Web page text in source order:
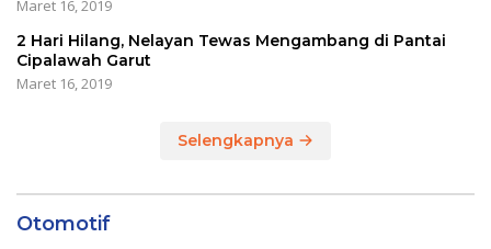
Maret 16, 2019
2 Hari Hilang, Nelayan Tewas Mengambang di Pantai
Cipalawah Garut
Maret 16, 2019
Selengkapnya
Otomotif